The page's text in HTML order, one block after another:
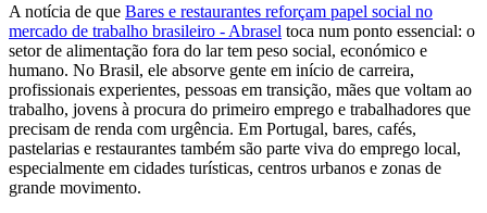
A notícia de que Bares e restaurantes reforçam papel social no
mercado de trabalho brasileiro - Abrasel toca num ponto essencial: o
setor de alimentação fora do lar tem peso social, económico e
humano. No Brasil, ele absorve gente em início de carreira,
profissionais experientes, pessoas em transição, mães que voltam ao
trabalho, jovens à procura do primeiro emprego e trabalhadores que
precisam de renda com urgência. Em Portugal, bares, cafés,
pastelarias e restaurantes também são parte viva do emprego local,
especialmente em cidades turísticas, centros urbanos e zonas de
grande movimento.